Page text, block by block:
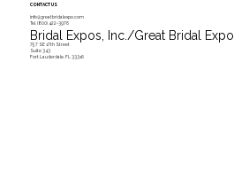
CONTACT US
info@greatbridalexpo.com
Tel.(800) 422-3976
Bridal Expos, Inc./Great Bridal Expo
757 SE 17th Street
Suite 343
Fort Lauderdale, FL 33316